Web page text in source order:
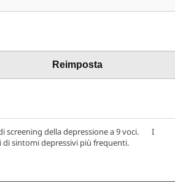
Reimposta
screening della depressione a 9 voci. I
di sintomi depressivi più frequenti.